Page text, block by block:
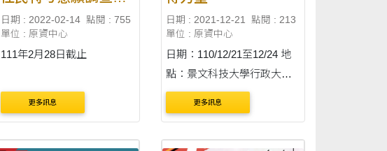
日期 : 2022-02-14 點閱 : 755
單位 : 原資中心
111年2月28日截止
更多訊息
日期 : 2021-12-21
點閱 : 213
單位 : 原資中心
日期：110/12/21至12/24 地
點：景文科技大學行政大樓
1 樓川堂、圖資大樓國際會
議廳、設計館藝文中心
更多訊息